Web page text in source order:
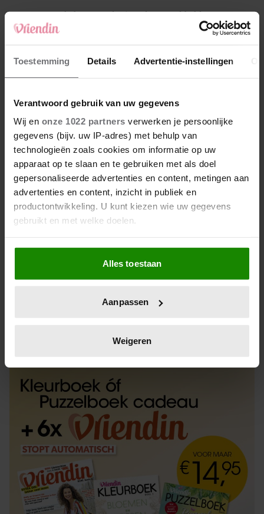
Toestemming Details Advertentie-instellingen
Verantwoord gebruik van uw gegevens
Wij en onze 1022 partners verwerken je persoonlijke
gegevens (bijv. uw IP-adres) met behulp van
technologieën zoals cookies om informatie op uw
apparaat op te slaan en te gebruiken met als doel
gepersonaliseerde advertenties en content, metingen aan
advertenties en content, inzicht in publiek en
productontwikkeling. U kunt kiezen wie uw gegevens
gebruikt en met welke doelen.
Als u het toestaat, willen we ook graag:
Informatie verzamelen over uw geografische
locatie, die tot een paar meter nauwkeurig kan zijn
scannen op specifieke eigenschappen (fingerprinting)
verwerkt en stel uw voorkeuren in het
intrekken in de Cookieverklaring.
We gebruiken cookies om content en advertenties te
personaliseren, om functies voor social media te bieden
en om ons websiteverkeer te analyseren. Ook delen we
informatie over uw gebruik van onze site met onze
partners voor social media, adverteren en analyse. Deze
partners kunnen deze gegevens combineren met andere
informatie die u aan ze heeft verstrekt of die ze hebben
verzameld op basis van uw gebruik van hun services. U
gaat akkoord met onze cookies als u onze website blijft
Alles toestaan
Aanpassen
Weigeren
4 Makelaar Mandy: ‘Vrijdagavond belde Bart.
Hij sprak eng kalm’
5 Makelaar Mandy: ‘Judith typt… En deze keer
durf ik bijna niet te lezen wat er komt’
Nieuw